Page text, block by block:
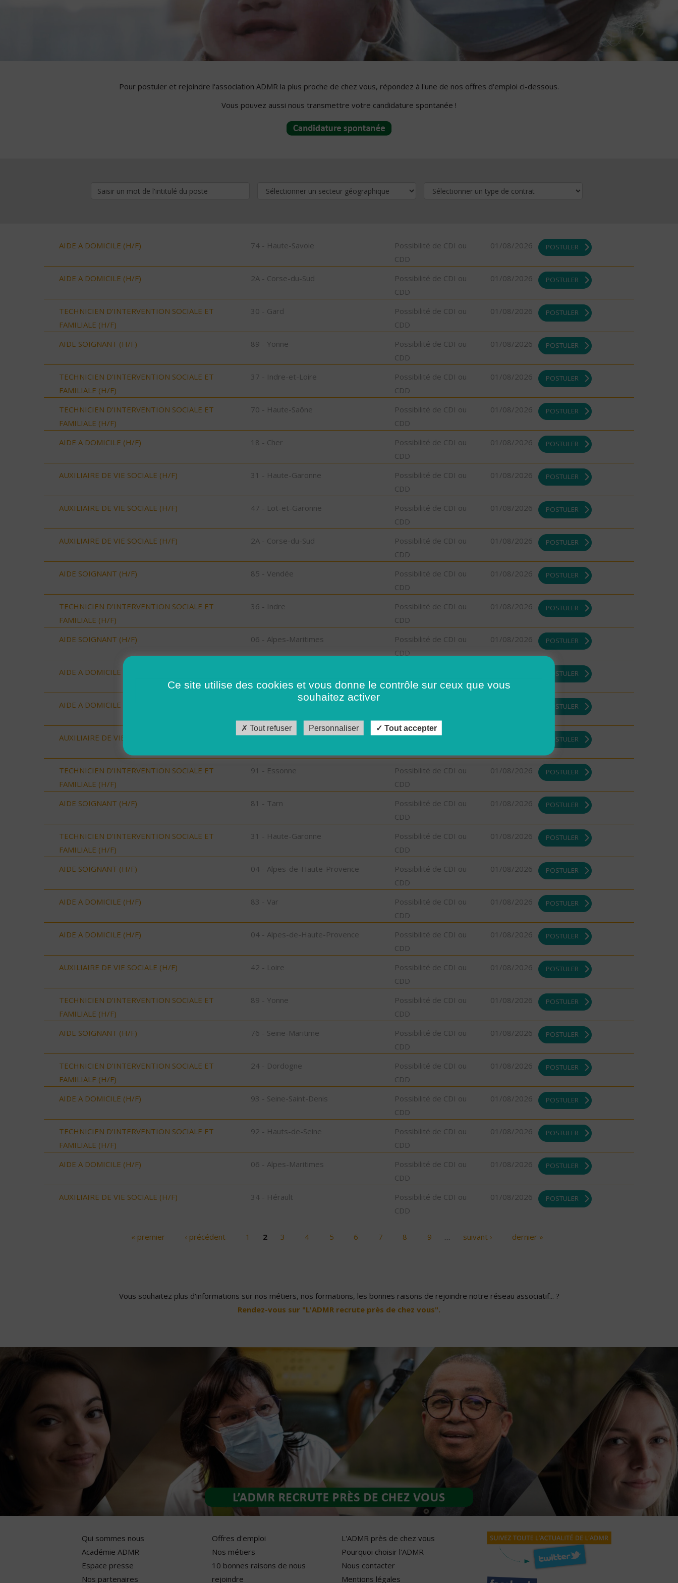
Pour postuler et rejoindre l'association ADMR la plus proche de chez vous, répondez à l'une de nos offres d'emploi ci-dessous.
Vous pouvez aussi nous transmettre votre candidature spontanée !
AIDE A DOMICILE (H/F) 74 - Haute-Savoie
Possibilité de CDI ou
CDD
01/08/2026 POSTULER
AIDE A DOMICILE (H/F) 2A - Corse-du-Sud
Possibilité de CDI ou
CDD
01/08/2026 POSTULER
TECHNICIEN D’INTERVENTION SOCIALE ET
FAMILIALE (H/F)
30 - Gard
Possibilité de CDI ou
CDD
01/08/2026 POSTULER
AIDE SOIGNANT (H/F) 89 - Yonne
Possibilité de CDI ou
CDD
01/08/2026 POSTULER
TECHNICIEN D’INTERVENTION SOCIALE ET
FAMILIALE (H/F)
37 - Indre-et-Loire
Possibilité de CDI ou
CDD
01/08/2026 POSTULER
TECHNICIEN D’INTERVENTION SOCIALE ET
FAMILIALE (H/F)
70 - Haute-Saône
Possibilité de CDI ou
CDD
01/08/2026 POSTULER
AIDE A DOMICILE (H/F) 18 - Cher
Possibilité de CDI ou
CDD
01/08/2026 POSTULER
AUXILIAIRE DE VIE SOCIALE (H/F) 31 - Haute-Garonne
Possibilité de CDI ou
CDD
01/08/2026 POSTULER
AUXILIAIRE DE VIE SOCIALE (H/F) 47 - Lot-et-Garonne
Possibilité de CDI ou
CDD
01/08/2026 POSTULER
AUXILIAIRE DE VIE SOCIALE (H/F) 2A - Corse-du-Sud
Possibilité de CDI ou
CDD
01/08/2026 POSTULER
AIDE SOIGNANT (H/F) 85 - Vendée
Possibilité de CDI ou
CDD
01/08/2026 POSTULER
TECHNICIEN D’INTERVENTION SOCIALE ET
FAMILIALE (H/F)
36 - Indre
Possibilité de CDI ou
CDD
01/08/2026 POSTULER
AIDE SOIGNANT (H/F) 06 - Alpes-Maritimes
Possibilité de CDI ou
CDD
01/08/2026 POSTULER
AIDE A DOMICILE (H/F)
CDD
POSTULER
AIDE A DOMICILE (H/F)
CDD
POSTULER
AUXILIAIRE DE VIE SOCIALE (H/F) 92 - Hauts-de-Seine
Possibilité de CDI ou
POSTULER
TECHNICIEN D’INTERVENTION SOCIALE ET
FAMILIALE (H/F)
91 - Essonne
Possibilité de CDI ou
CDD
01/08/2026 POSTULER
AIDE SOIGNANT (H/F) 81 - Tarn
Possibilité de CDI ou
CDD
01/08/2026 POSTULER
TECHNICIEN D’INTERVENTION SOCIALE ET
FAMILIALE (H/F)
31 - Haute-Garonne
Possibilité de CDI ou
CDD
01/08/2026 POSTULER
AIDE SOIGNANT (H/F) 04 - Alpes-de-Haute-Provence
Possibilité de CDI ou
CDD
01/08/2026 POSTULER
AIDE A DOMICILE (H/F) 83 - Var
Possibilité de CDI ou
CDD
01/08/2026 POSTULER
AIDE A DOMICILE (H/F) 04 - Alpes-de-Haute-Provence
Possibilité de CDI ou
CDD
01/08/2026 POSTULER
AUXILIAIRE DE VIE SOCIALE (H/F) 42 - Loire
Possibilité de CDI ou
CDD
01/08/2026 POSTULER
TECHNICIEN D’INTERVENTION SOCIALE ET
FAMILIALE (H/F)
89 - Yonne
Possibilité de CDI ou
CDD
01/08/2026 POSTULER
AIDE SOIGNANT (H/F) 76 - Seine-Maritime
Possibilité de CDI ou
CDD
01/08/2026 POSTULER
TECHNICIEN D’INTERVENTION SOCIALE ET
FAMILIALE (H/F)
24 - Dordogne
Possibilité de CDI ou
CDD
01/08/2026 POSTULER
AIDE A DOMICILE (H/F) 93 - Seine-Saint-Denis
Possibilité de CDI ou
CDD
01/08/2026 POSTULER
TECHNICIEN D’INTERVENTION SOCIALE ET
FAMILIALE (H/F)
92 - Hauts-de-Seine
Possibilité de CDI ou
CDD
01/08/2026 POSTULER
AIDE A DOMICILE (H/F) 06 - Alpes-Maritimes
Possibilité de CDI ou
CDD
01/08/2026 POSTULER
AUXILIAIRE DE VIE SOCIALE (H/F) 34 - Hérault
Possibilité de CDI ou
CDD
01/08/2026 POSTULER
« premier ‹ précédent 1 2 3 4 5 6 7 8 9 … suivant › dernier »
Vous souhaitez plus d'informations sur nos métiers, nos formations, les bonnes raisons de rejoindre notre réseau associatif... ?
Rendez-vous sur "L'ADMR recrute près de chez vous".
Qui sommes nous
Académie ADMR
Espace presse
Nos partenaires
Offres d'emploi
Nos métiers
10 bonnes raisons de nous
rejoindre
L'ADMR près de chez vous
Pourquoi choisir l'ADMR
Nous contacter
Mentions légales
Ce site utilise des cookies et vous donne le contrôle sur ceux que vous
souhaitez activer
Tout refuser Personnaliser Tout accepter